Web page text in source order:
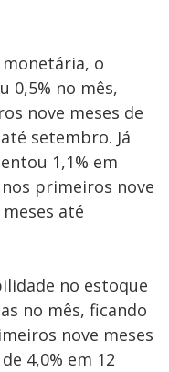
o
0,5% no mês,
nove meses de
setembro. Já
1,1% em
primeiros nove
até
no estoque
no mês, ficando
nove meses
4,0% em 12